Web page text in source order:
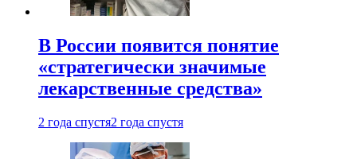
В России появится понятие
«стратегически значимые
лекарственные средства»
2 года спустя2 года спустя